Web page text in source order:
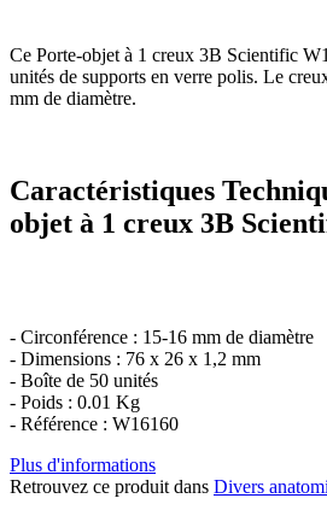
Ce Porte-objet à 1 creux 3B Scientific
unités de supports en verre polis. Le
mm de diamètre.
Caractéristiques
objet à 1 creux 3B
- Circonférence : 15-16 mm de diamètre
- Dimensions : 76 x 26 x 1,2 mm
- Boîte de 50 unités
- Poids : 0.01 Kg
- Référence : W16160
Plus d'informations
Retrouvez ce produit dans Divers